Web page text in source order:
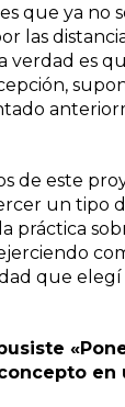
que ya no
las
verdad es
de este
un tipo
práctica
que elegí
en